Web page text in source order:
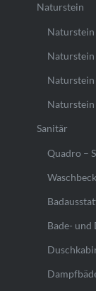
Naturstein
Naturstein
Naturstein
Sanitär
Quadro –
Bade- und